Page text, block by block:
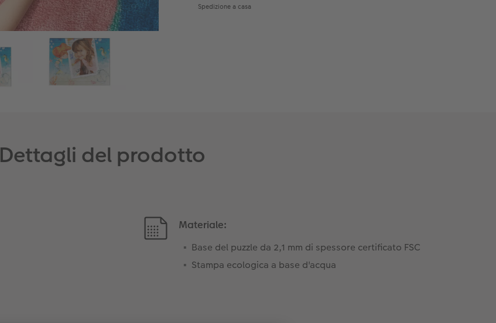
Dettagli del prodotto
Materiale:
Base del puzzle da 2,1 mm di spessore certificato FSC
Stampa ecologica a base d'acqua